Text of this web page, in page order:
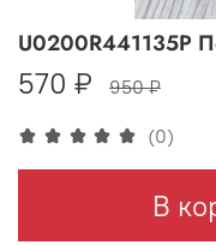
(0)
U0200R441135P
570 ₽ 950 ₽
В